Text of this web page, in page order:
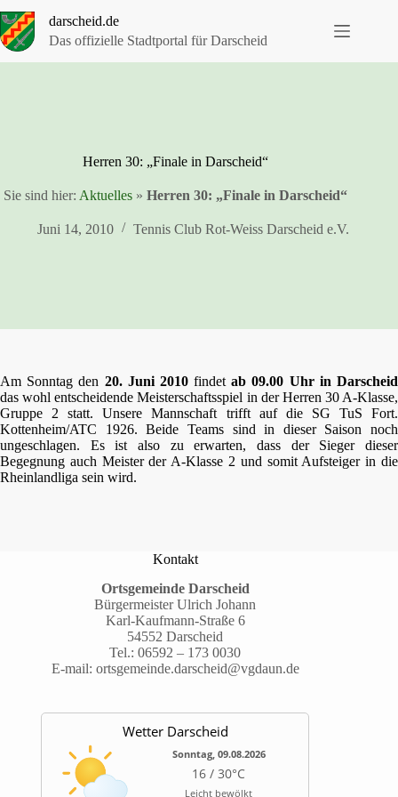
Inhalt
springen
darscheid.de
Das offizielle Stadtportal für Darscheid
Herren 30: „Finale in Darscheid“
Sie sind hier: Aktuelles» Herren 30: „Finale in Darscheid“
Juni 14, 2010 Tennis Club Rot-Weiss Darscheid e.V.
Am Sonntag den 20. Juni 2010findetab 09.00 Uhr in Darscheid
das wohl entscheidende Meisterschaftsspiel in der Herren 30 A-Klasse,
Gruppe 2 statt. Unsere Mannschaft trifft auf die SG TuS Fort.
Kottenheim/ATC 1926. Beide Teams sind in dieser Saison noch
ungeschlagen. Es ist also zu erwarten, dass der Sieger dieser
Begegnung auch Meister der A-Klasse 2 und somit Aufsteiger in die
Rheinlandliga sein wird.
Kontakt
Ortsgemeinde Darscheid
Bürgermeister Ulrich Johann
Karl-Kaufmann-Straße 6
54552 Darscheid
Tel.:06592 – 173 0030
E-mail: ortsgemeinde.darscheid@vgdaun.de
Wetter Darscheid
Sonntag, 09.08.2026
16 / 30°C
Leicht bewölkt